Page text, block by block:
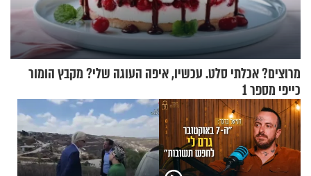
מרוצים? אכלתי סלט. עכשיו, איפה העוגה שלי? מקבץ הומור
כייפי מספר 1